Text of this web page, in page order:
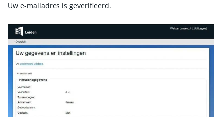
Uw e-mailadres is geverifieerd.